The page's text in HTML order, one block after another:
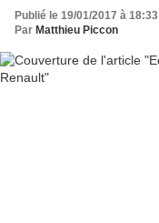
Publié le 19/01/2017 à 18:33
Par Matthieu Piccon